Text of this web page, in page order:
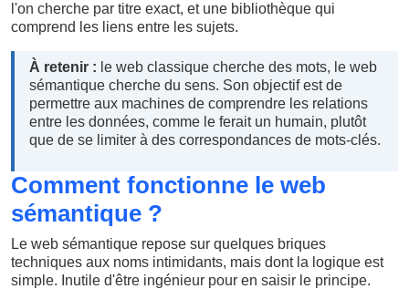
l'on cherche par titre exact, et une bibliothèque qui
comprend les liens entre les sujets.
À retenir : le web classique cherche des mots, le web
sémantique cherche du sens. Son objectif est de
permettre aux machines de comprendre les relations
entre les données, comme le ferait un humain, plutôt
que de se limiter à des correspondances de mots-clés.
Comment fonctionne le web
sémantique ?
Le web sémantique repose sur quelques briques
techniques aux noms intimidants, mais dont la logique est
simple. Inutile d'être ingénieur pour en saisir le principe.